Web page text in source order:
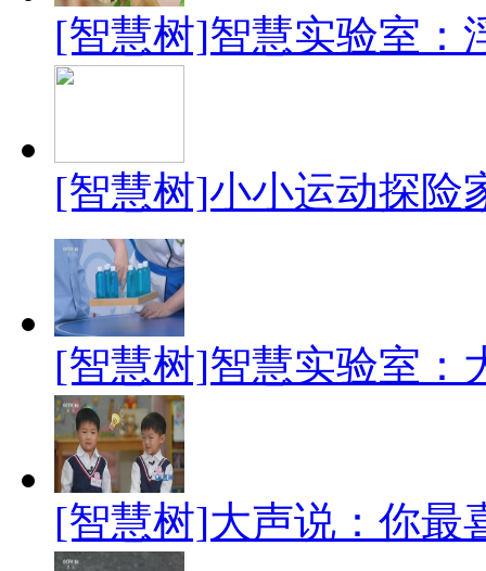
[智慧树]智慧实验室：
[智慧树]小小运动探险
[智慧树]智慧实验室：
[智慧树]大声说：你最